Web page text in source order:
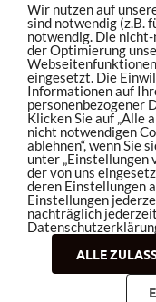
Copyright © 2026
Wir nutzen auf
sind notwendig (z.B.
notwendig. Die
der Optimierung
eingesetzt. Die
Informationen auf
personenbezogener
Klicken Sie auf „Alle
nicht notwendigen
ablehnen“, wenn Sie
unter
der von uns
deren Einstellungen
Einstellungen
nachträglich
ALLE